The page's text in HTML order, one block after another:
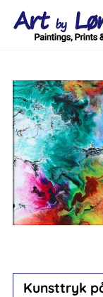
Spring
indhold
Kunsttryk